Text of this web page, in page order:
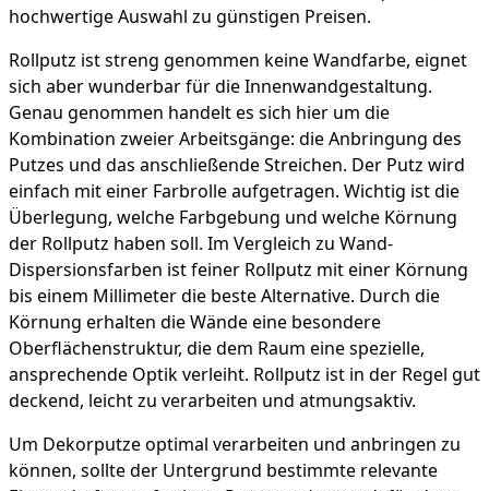
hochwertige Auswahl zu günstigen Preisen.
Rollputz ist streng genommen keine Wandfarbe, eignet
sich aber wunderbar für die Innenwandgestaltung.
Genau genommen handelt es sich hier um die
Kombination zweier Arbeitsgänge: die Anbringung des
Putzes und das anschließende Streichen. Der Putz wird
einfach mit einer Farbrolle aufgetragen. Wichtig ist die
Überlegung, welche Farbgebung und welche Körnung
der Rollputz haben soll. Im Vergleich zu Wand-
Dispersionsfarben ist feiner Rollputz mit einer Körnung
bis einem Millimeter die beste Alternative. Durch die
Körnung erhalten die Wände eine besondere
Oberflächenstruktur, die dem Raum eine spezielle,
ansprechende Optik verleiht. Rollputz ist in der Regel gut
deckend, leicht zu verarbeiten und atmungsaktiv.
Um Dekorputze optimal verarbeiten und anbringen zu
können, sollte der Untergrund bestimmte relevante